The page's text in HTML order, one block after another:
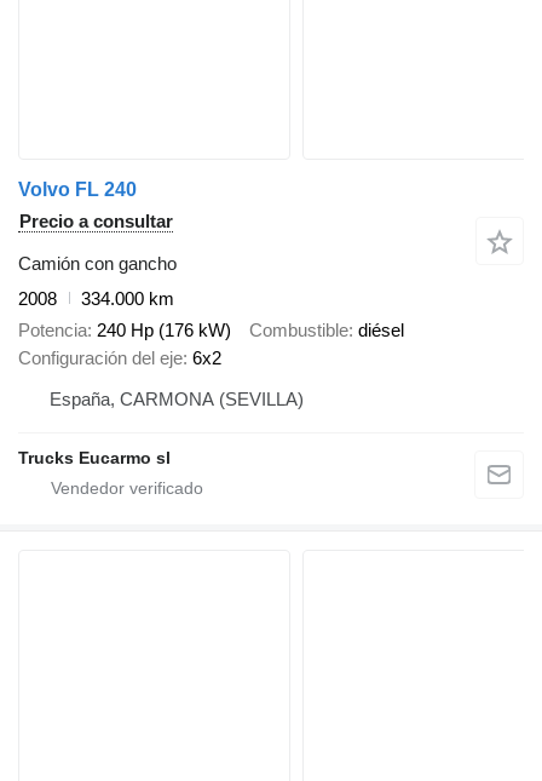
Volvo FL 240
Precio a consultar
Camión con gancho
2008
334.000 km
Potencia 240 Hp (176 kW) Combustible diésel
Configuración del eje 6x2
España, CARMONA (SEVILLA)
Trucks Eucarmo sl